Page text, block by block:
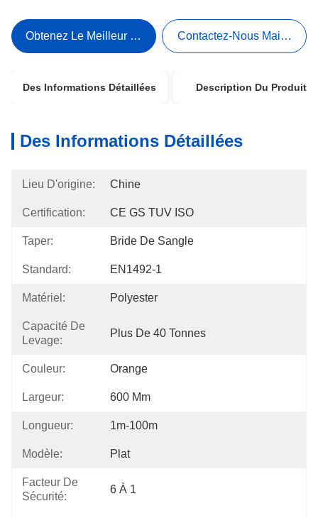
Obtenez Le Meilleur Prix Contactez-Nous Maintenant
Des Informations Détaillées Description Du Produit
Des Informations Détaillées
Lieu D'origine: Chine
Certification: CE GS TUV ISO
Taper: Bride De Sangle
Standard: EN1492-1
Matériel: Polyester
Capacité De
Levage:
Plus De 40 Tonnes
Couleur: Orange
Largeur: 600 Mm
Longueur: 1m-100m
Modèle: Plat
Facteur De
Sécurité:
6 À 1